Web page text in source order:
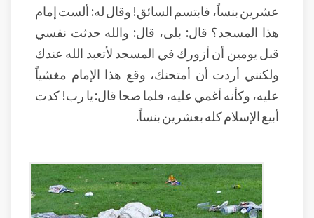
عشرين بنساً، فابتسم السائق! وقال له: ألست إمام
هذا المسجد؟ قال: بلى، قال: والله حدثت نفسي
قبل يومين أن أزورك في المسجد لأتعبد الله عندك
ولكنني أردت أن أمتحنك، وقع هذا الإمام مغشياً
عليه، وكأنه أغمي عليه، فلما صحا قال: يا رب! كدت
أبيع الإسلام كله بعشرين بنساً.